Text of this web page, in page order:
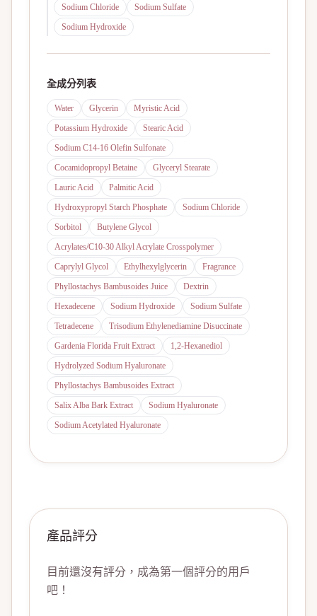
Sodium Chloride
Sodium Sulfate
Sodium Hydroxide
全成分列表
Water Glycerin
Myristic Acid
Potassium Hydroxide
Stearic Acid
Sodium C14-16 Olefin Sulfonate
Cocamidopropyl Betaine
Glyceryl Stearate
Lauric Acid
Palmitic Acid
Hydroxypropyl Starch Phosphate
Sodium Chloride
Sorbitol
Butylene Glycol
Acrylates/C10-30 Alkyl Acrylate Crosspolymer
Caprylyl Glycol
Ethylhexylglycerin
Fragrance
Phyllostachys Bambusoides Juice
Dextrin
Hexadecene
Sodium Hydroxide
Sodium Sulfate
Tetradecene
Trisodium Ethylenediamine Disuccinate
Gardenia Florida Fruit Extract
1,2-Hexanediol
Hydrolyzed Sodium Hyaluronate
Phyllostachys Bambusoides Extract
Salix Alba Bark Extract
Sodium Hyaluronate
Sodium Acetylated Hyaluronate
產品評分
目前還沒有評分，成為第一個評分的用戶
吧！